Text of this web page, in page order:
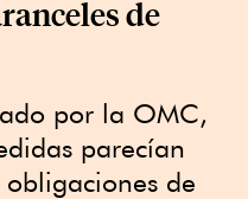
de
por la OMC,
parecían
de